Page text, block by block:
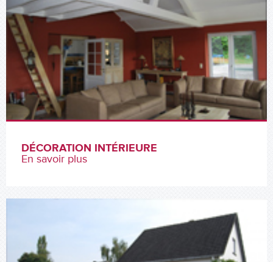
DÉCORATION INTÉRIEURE
En savoir plus